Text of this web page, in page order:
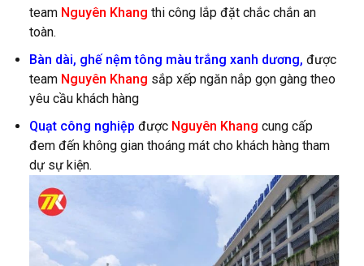
team Nguyên Khang thi công lắp đặt chắc chắn an
toàn.
Bàn dài, ghế nệm tông màu trắng xanh dương, được
team Nguyên Khang sắp xếp ngăn nắp gọn gàng theo
yêu cầu khách hàng
Quạt công nghiệp được Nguyên Khang cung cấp
đem đến không gian thoáng mát cho khách hàng tham
dự sự kiện.